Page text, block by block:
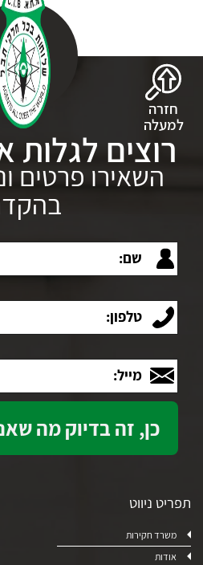
חזרה
למעלה
רוצים
השאירו פרטים
שם:
טלפון:
מייל:
תפריט ניווט
משרד חקירות
אודות